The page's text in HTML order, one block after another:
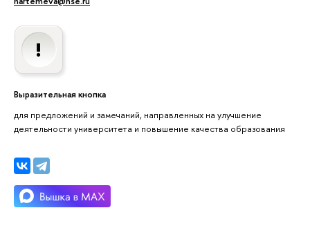
Выразительная кнопка
для предложений и замечаний, направленных на улучшение
деятельности университета и повышение качества образования